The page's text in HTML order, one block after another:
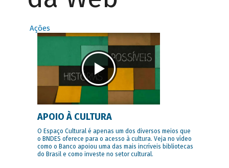
Ações
APOIO À CULTURA
O Espaço Cultural é apenas um dos diversos meios que
o BNDES oferece para o acesso à cultura. Veja no vídeo
como o Banco apoiou uma das mais incríveis bibliotecas
do Brasil e como investe no setor cultural.